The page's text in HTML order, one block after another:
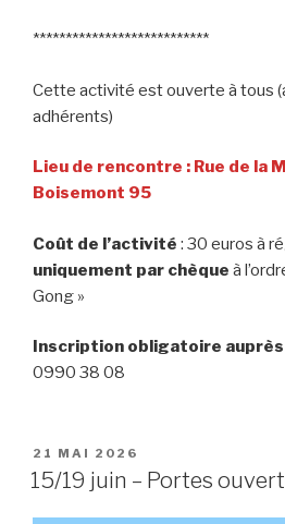
***************************
Cette activité est ouverte à tous
adhérents)
Lieu de rencontre : Rue de la
Boisemont 95
Coût de l’activité : 30 euros à
uniquement par chèque à
Gong »
Inscription obligatoire auprès
0990 38 08
PUBLIÉ
LE
21 MAI 2026
15/19 juin – Portes